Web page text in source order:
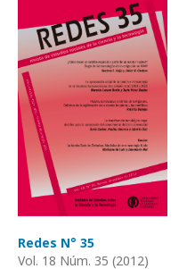
Redes N° 35
Vol. 18 Núm. 35 (2012)